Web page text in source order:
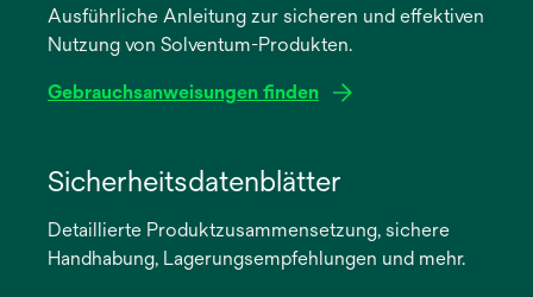
Ausführliche Anleitung zur sicheren und effektiven
Nutzung von Solventum-Produkten.
Gebrauchsanweisungen finden
neuen
Registerkarte
Sicherheitsdatenblätter
Detaillierte Produktzusammensetzung, sichere
Handhabung, Lagerungsempfehlungen und mehr.